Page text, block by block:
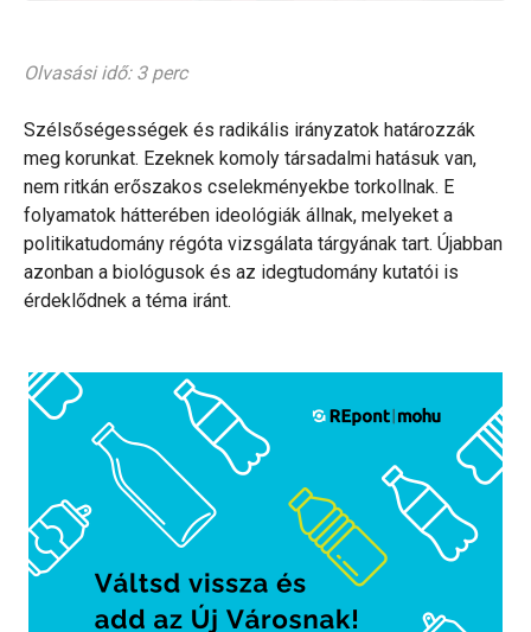
Olvasási idő: 3 perc
Szélsőségességek és radikális irányzatok határozzák
meg korunkat. Ezeknek komoly társadalmi hatásuk van,
nem ritkán erőszakos cselekményekbe torkollnak. E
folyamatok hátterében ideológiák állnak, melyeket a
politikatudomány régóta vizsgálata tárgyának tart. Újabban
azonban a biológusok és az idegtudomány kutatói is
érdeklődnek a téma iránt.